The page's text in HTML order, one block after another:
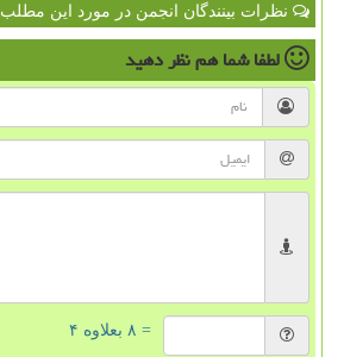
نظرات بینندگان انجمن در مورد این مطلب
لطفا شما همنظر دهید
= ۸ بعلاوه ۴